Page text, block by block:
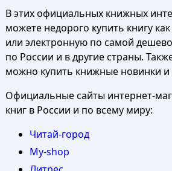
В этих официальных книжных
можете недорого купить книгу
или электронную по самой
по России и в другие страны.
можно купить книжные новинки и
Официальные сайты интернет-
книг в России и по всему миру:
Читай-город
My-shop